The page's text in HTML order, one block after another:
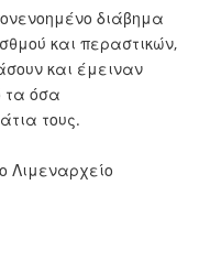
διάβημα
και περαστικών,
και έμειναν
τα όσα
τους.
Λιμεναρχείο